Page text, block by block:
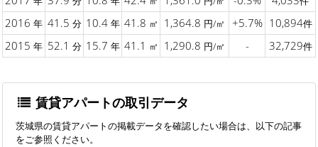
2016 年 41.5 分 10.4 年 41.8 ㎡ 1,364.8 円/㎡ +5.7% 10,894件
2015 年 52.1 分 15.7 年 41.1 ㎡ 1,290.8 円/㎡ - 32,729件
賃貸アパートの取引データ
茨城県の賃貸アパートの掲載データを確認したい場合は、以下の記事
をご参照ください。